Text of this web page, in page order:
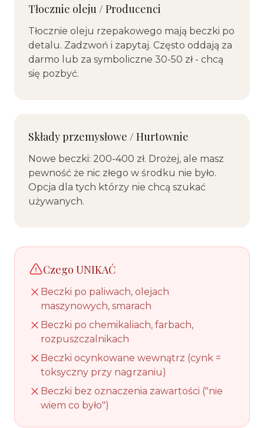
Tłocznie oleju / Producenci
Tłocznie oleju rzepakowego mają beczki po
detalu. Zadzwoń i zapytaj. Często oddają za
darmo lub za symboliczne 30-50 zł - chcą
się pozbyć.
Składy przemysłowe / Hurtownie
Nowe beczki: 200-400 zł. Drożej, ale masz
pewność że nic złego w środku nie było.
Opcja dla tych którzy nie chcą szukać
używanych.
Czego UNIKAĆ
Beczki po paliwach, olejach
maszynowych, smarach
Beczki po chemikaliach, farbach,
rozpuszczalnikach
Beczki ocynkowane wewnątrz (cynk =
toksyczny przy nagrzaniu)
Beczki bez oznaczenia zawartości ("nie
wiem co było")